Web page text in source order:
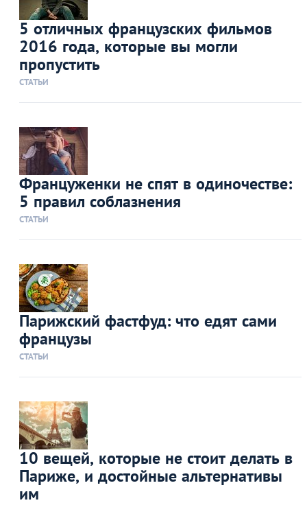
5 отличных французских фильмов
2016 года, которые вы могли
пропустить
СТАТЬИ
Француженки не спят в одиночестве:
5 правил соблазнения
СТАТЬИ
Парижский фастфуд: что едят сами
французы
СТАТЬИ
10 вещей, которые не стоит делать в
Париже, и достойные альтернативы
им